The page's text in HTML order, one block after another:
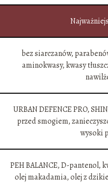
bez siarczanów,
aminokwasy, kwasy
URBAN DEFENCE PRO,
przed smogiem,
wysoki
PEH BALANCE, D-pantenol,
olej makadamia, olej z